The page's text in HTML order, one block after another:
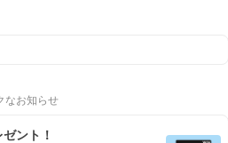
なお知らせ
ント！